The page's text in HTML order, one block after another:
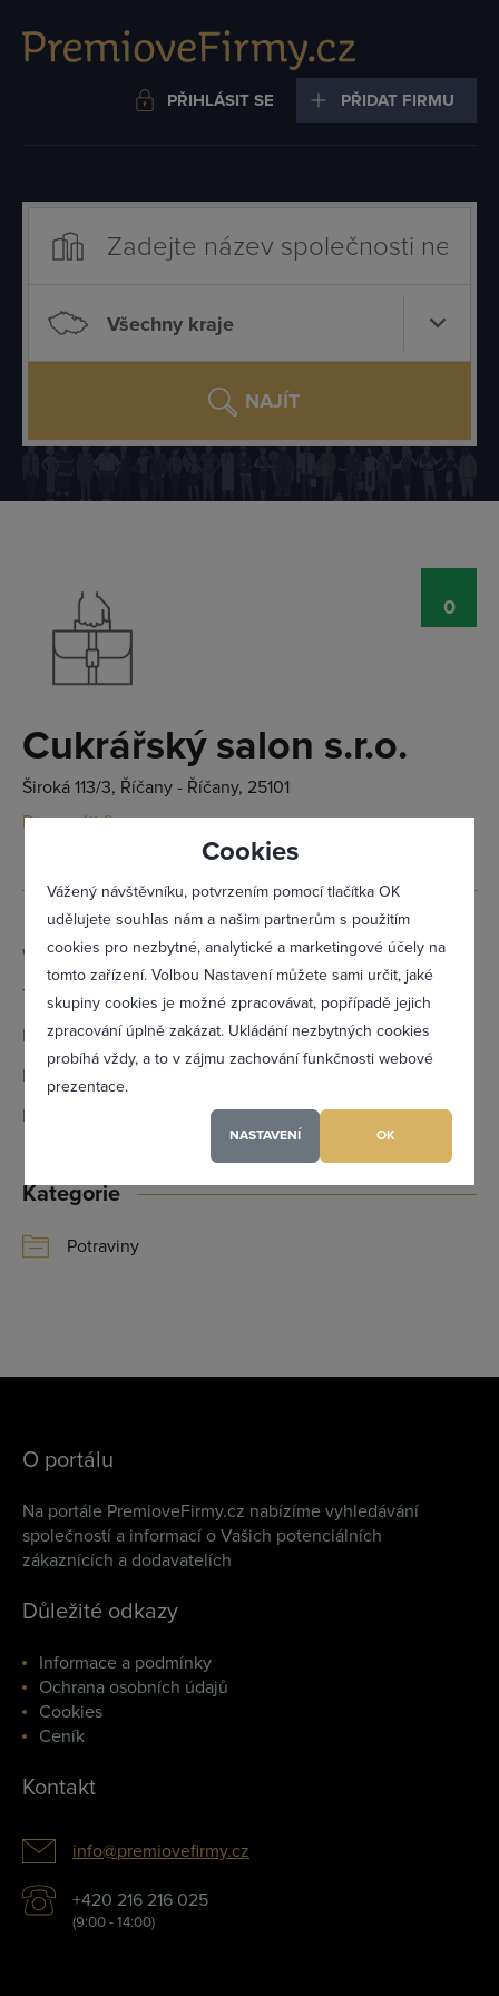
Cookies
Vážený návštěvníku, potvrzením pomocí tlačítka OK
udělujete souhlas nám a našim partnerům s použitím
cookies pro nezbytné, analytické a marketingové účely na
tomto zařízení. Volbou Nastavení můžete sami určit, jaké
skupiny cookies je možné zpracovávat, popřípadě jejich
zpracování úplně zakázat. Ukládání nezbytných cookies
probíhá vždy, a to v zájmu zachování funkčnosti webové
prezentace.
NASTAVENÍ OK
PŘIHLÁSIT SE PŘIDAT FIRMU
Všechny kraje
NAJÍT
Cukrářský salon s.r.o.
Široká 113/3, Říčany - Říčany, 25101
Doporučit firmu
0
Web:
www.cukrarskysalon.cz/
Telefon:
603 111 300
Email:
1lenkaz@seznam.cz
IČ:
DIČ:
CZ24240141
Kategorie
Potraviny
O portálu
Na portále PremioveFirmy.cz nabízíme vyhledávání
společností a informací o Vašich potenciálních
zákaznících a dodavatelích
Důležité odkazy
Informace a podmínky
Ochrana osobních údajů
Cookies
Ceník
Kontakt
info@premiovefirmy.cz
+420 216 216 025
(9:00 - 14:00)
Zapomněl(a) jsem heslo
Registrovat se
Maximální zviditelnění ve výpisu firem